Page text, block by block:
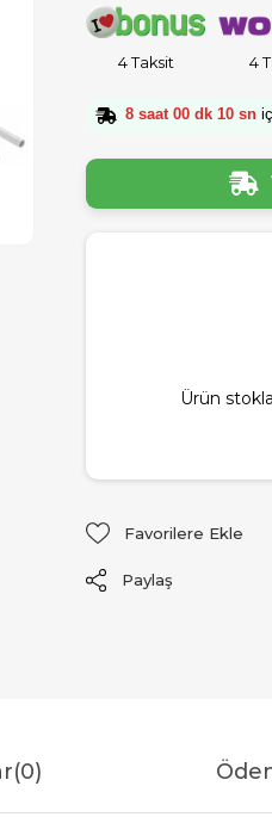
4 Taksit 4
8 saat 00 dk 09 sn
Ürün
Favorilere Ekle
Paylaş
(0)